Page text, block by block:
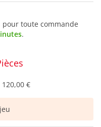
pour toute commande
.
120,00 €